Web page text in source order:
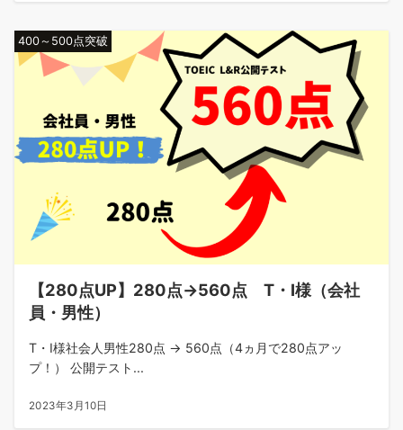
400～500点突破
【280点UP】280点→560点 T・I様（会社
員・男性）
T・I様社会人男性280点 → 560点（4ヵ月で280点アッ
プ！） 公開テスト...
2023年3月10日